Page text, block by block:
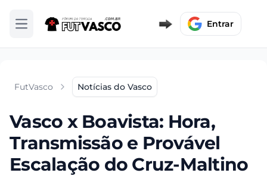
Abrir menu Entrar
FutVasco Notícias do Vasco
Vasco x Boavista: Hora,
Transmissão e Provável
Escalação do Cruz-Maltino